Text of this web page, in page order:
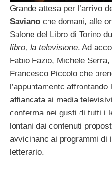
Grande attesa per l’arrivo
Saviano che domani, alle
Salone del Libro di Torino
libro, la televisione. Ad
Fabio Fazio, Michele
Francesco Piccolo che
l’appuntamento affrontando
affiancata ai media
conferma nei gusti di tutti i
lontani dai contenuti
avvicinano ai programmi di
letterario.